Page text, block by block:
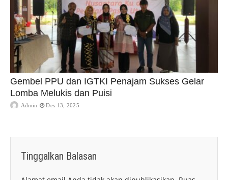
Gembel PPU dan IGTKI Penajam Sukses Gelar
Lomba Melukis dan Puisi
Admin Des 13, 2025
Tinggalkan Balasan